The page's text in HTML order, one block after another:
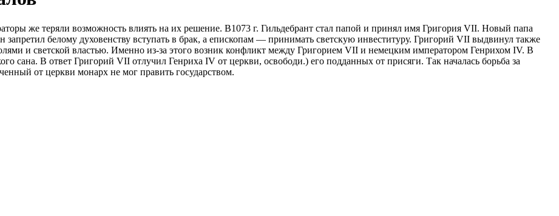
же теряли возможность влиять на их решение. В1073 г. Гильдебрант стал папой и принял имя Григория VII. Новый папа
белому духовенству вступать в брак, а епископам — принимать светскую инвеституру. Григорий VII выдвинул также
и светской властью. Именно из-за этого возник конфликт между Григорием VII и немецким императором Генрихом IV. В
сана. В ответ Григорий VII отлучил Генриха IV от церкви, освободи.) его подданных от присяги. Так началась борьба за
от церкви монарх не мог править государством.